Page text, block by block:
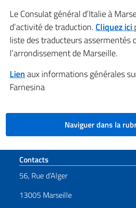
Le Consulat général d’Italie à
d’activité de traduction. Cliquez ici
liste des traducteurs assermentés
l’arrondissement de Marseille.
Lienaux informations générales
Farnesina
Naviguer dans la
Section de pied
Contacts
56, Rue d’Alger
13005 Marseille